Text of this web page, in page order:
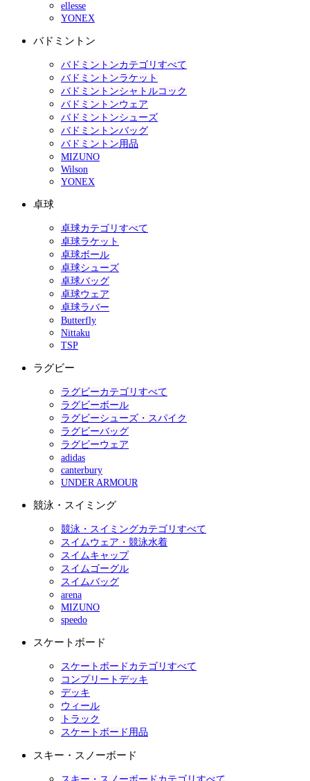
ellesse
YONEX
バドミントン
バドミントンカテゴリすべて
バドミントンラケット
バドミントンシャトルコック
バドミントンウェア
バドミントンシューズ
バドミントンバッグ
バドミントン用品
MIZUNO
Wilson
YONEX
卓球
卓球カテゴリすべて
卓球ラケット
卓球ボール
卓球シューズ
卓球バッグ
卓球ウェア
卓球ラバー
Butterfly
Nittaku
TSP
ラグビー
ラグビーカテゴリすべて
ラグビーボール
ラグビーシューズ・スパイク
ラグビーバッグ
ラグビーウェア
adidas
canterbury
UNDER ARMOUR
競泳・スイミング
競泳・スイミングカテゴリすべて
スイムウェア・競泳水着
スイムキャップ
スイムゴーグル
スイムバッグ
arena
MIZUNO
speedo
スケートボード
スケートボードカテゴリすべて
コンプリートデッキ
デッキ
ウィール
トラック
スケートボード用品
スキー・スノーボード